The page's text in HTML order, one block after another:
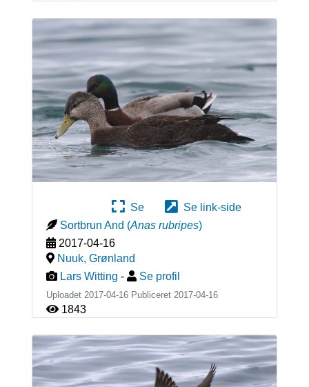
Se
Se link-side
Sortbrun And (Anas rubripes)
2017-04-16
Nuuk, Grønland
Lars Witting - Se profil
Uploadet 2017-04-16 Publiceret 2017-04-16
1843